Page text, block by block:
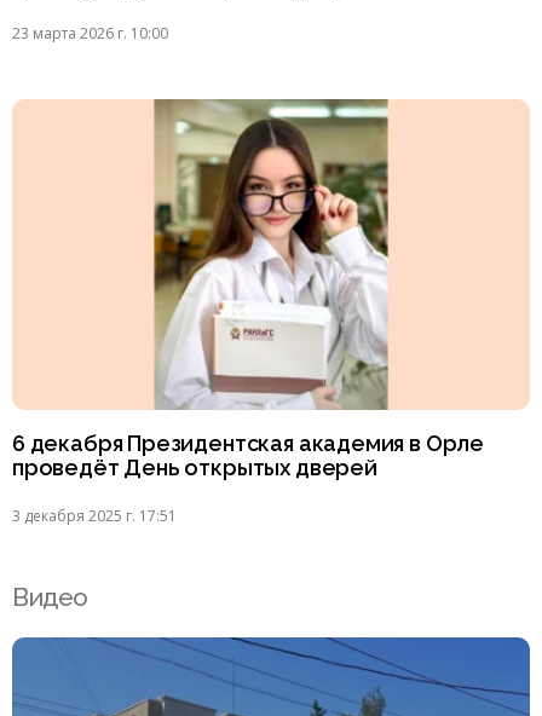
23 марта 2026 г. 10:00
6 декабря Президентская академия в Орле
проведёт День открытых дверей
3 декабря 2025 г. 17:51
Видео